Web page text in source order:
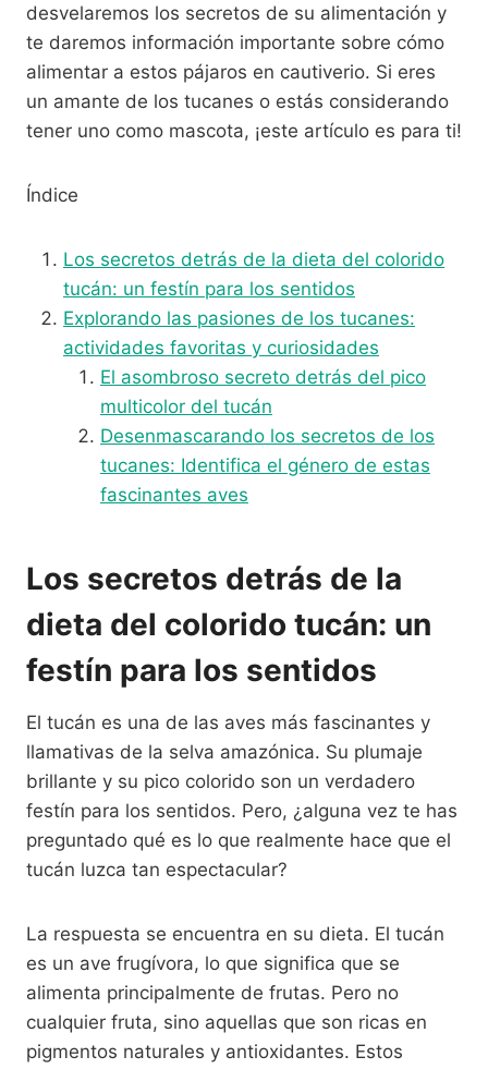
desvelaremos los secretos de su alimentación y
te daremos información importante sobre cómo
alimentar a estos pájaros en cautiverio. Si eres
un amante de los tucanes o estás considerando
tener uno como mascota, ¡este artículo es para ti!
Índice
Los secretos detrás de la dieta del colorido
tucán: un festín para los sentidos
Explorando las pasiones de los tucanes:
actividades favoritas y curiosidades
El asombroso secreto detrás del pico
multicolor del tucán
Desenmascarando los secretos de los
tucanes: Identifica el género de estas
fascinantes aves
Los secretos detrás de la
dieta del colorido tucán: un
festín para los sentidos
El tucán es una de las aves más fascinantes y
llamativas de la selva amazónica. Su plumaje
brillante y su pico colorido son un verdadero
festín para los sentidos. Pero, ¿alguna vez te has
preguntado qué es lo que realmente hace que el
tucán luzca tan espectacular?
La respuesta se encuentra en su dieta. El tucán
es un ave frugívora, lo que significa que se
alimenta principalmente de frutas. Pero no
cualquier fruta, sino aquellas que son ricas en
pigmentos naturales y antioxidantes. Estos